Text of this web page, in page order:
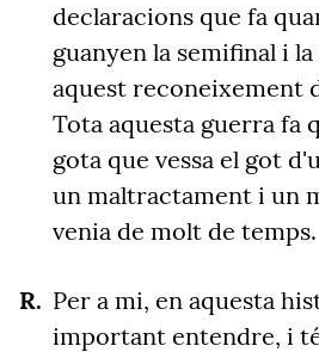
declaracions que fa
guanyen la semifinal i
aquest reconeixement
Tota aquesta guerra fa
gota que vessa el got
un maltractament i un
venia de molt de temps.
Per a mi, en aquesta
important entendre, i